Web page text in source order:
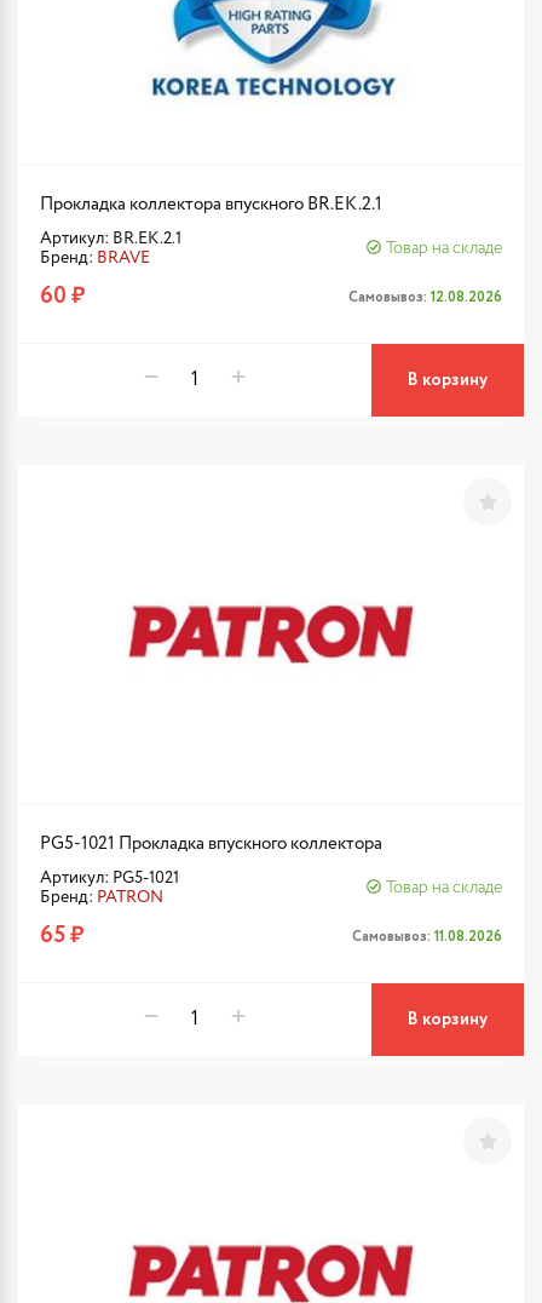
Прокладка коллектора впускного BR.EK.2.1
Артикул: BR.EK.2.1
Бренд: BRAVE
Товар на складе
60 ₽ Самовывоз: 12.08.2026
В корзину
PG5-1021 Прокладка впускного коллектора
Артикул: PG5-1021
Бренд: PATRON
Товар на складе
65 ₽ Самовывоз: 11.08.2026
В корзину